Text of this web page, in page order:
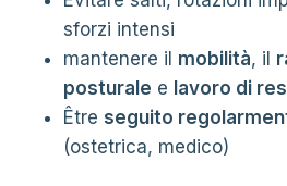
sforzi intensi
mantenere il mobilità, il
posturale e lavoro di
Être seguito
(ostetrica, medico)